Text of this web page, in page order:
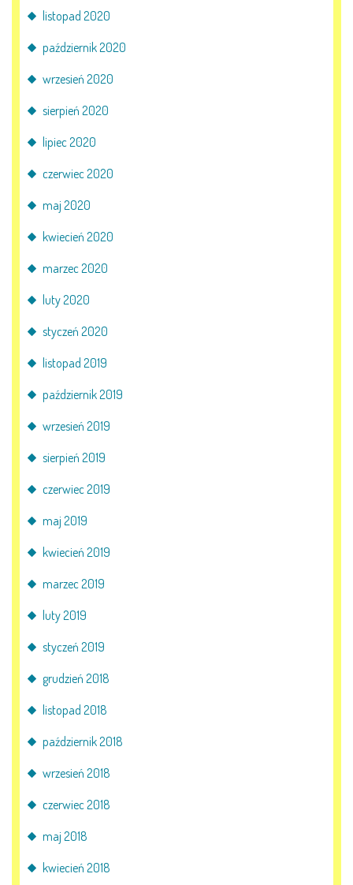
listopad 2020
październik 2020
wrzesień 2020
sierpień 2020
lipiec 2020
czerwiec 2020
maj 2020
kwiecień 2020
marzec 2020
luty 2020
styczeń 2020
listopad 2019
październik 2019
wrzesień 2019
sierpień 2019
czerwiec 2019
maj 2019
kwiecień 2019
marzec 2019
luty 2019
styczeń 2019
grudzień 2018
listopad 2018
październik 2018
wrzesień 2018
czerwiec 2018
maj 2018
kwiecień 2018